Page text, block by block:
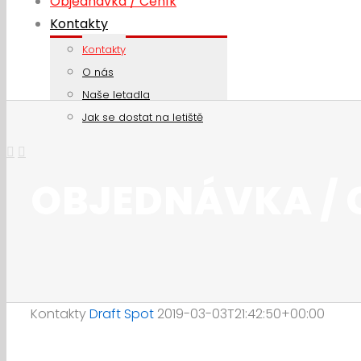
Kontakty
Kontakty
O nás
Naše letadla
Jak se dostat na letiště
KontaktyDraft Spot 2019-03-03T21:42:50+00:00